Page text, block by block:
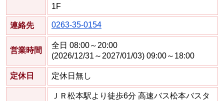
1F
連絡先 0263-35-0154
営業時間
全日 08:00～20:00
(2026/12/31～2027/01/03) 09:00～18:00
定休日 定休日無し
ＪＲ松本駅より徒歩6分 高速バス松本バスタ